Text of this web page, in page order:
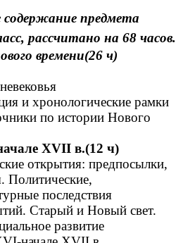
содержание предмета
рассчитано на 68 часов.
времени(26 ч)
и хронологические рамки
по истории Нового
XVII в.(12 ч)
открытия: предпосылки,
Политические,
последствия
Старый и Новый свет.
развитие